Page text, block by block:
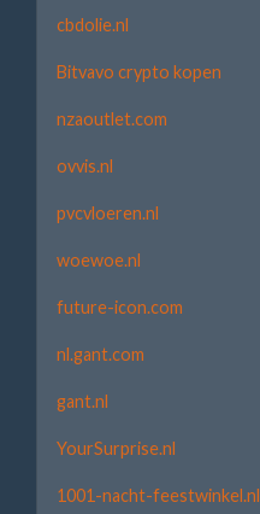
cbdolie.nl
Bitvavo crypto kopen
nzaoutlet.com
ovvis.nl
pvcvloeren.nl
woewoe.nl
future-icon.com
nl.gant.com
gant.nl
YourSurprise.nl
1001-nacht-feestwinkel.nl